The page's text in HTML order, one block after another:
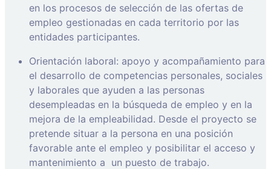
en los procesos de selección de las ofertas de
empleo gestionadas en cada territorio por las
entidades participantes.
Orientación laboral: apoyo y acompañamiento para
el desarrollo de competencias personales, sociales
y laborales que ayuden a las personas
desempleadas en la búsqueda de empleo y en la
mejora de la empleabilidad. Desde el proyecto se
pretende situar a la persona en una posición
favorable ante el empleo y posibilitar el acceso y
mantenimiento a un puesto de trabajo.